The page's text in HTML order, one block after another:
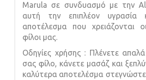
Marula σε συνδυασμό με την
αυτή την επιπλέον υγρασία
αποτέλεσμα που χρειάζονται
φίλοι μας.
Οδηγίες χρήσης : Πλένετε
σας φίλο, κάνετε μασάζ και
καλύτερα αποτελέσμα